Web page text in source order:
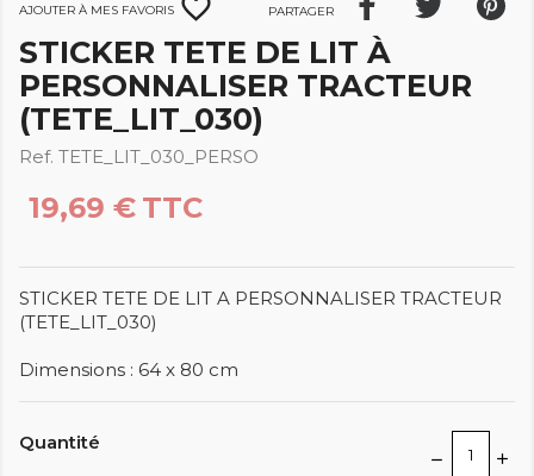
Ajouter à mes favoris favorite_border Partager
STICKER TETE DE LIT À
PERSONNALISER TRACTEUR
(TETE_LIT_030)
Ref. TETE_LIT_030_PERSO
19,69 € TTC
STICKER TETE DE LIT A PERSONNALISER TRACTEUR
(TETE_LIT_030)
Dimensions : 64 x 80 cm
Quantité